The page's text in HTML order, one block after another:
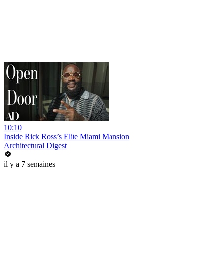
10:10
Inside Rick Ross’s Elite Miami Mansion
Architectural Digest
il y a 7 semaines